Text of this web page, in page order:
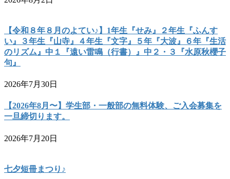
【令和８年８月のよてい♪】1年生『せみ』２年生『ふんす
い』３年生『山寺』４年生『文字』５年『大波』６年『生活
のリズム』中１『遠い雷鳴（行書）』中２・３『水原秋櫻子
句』
2026年7月30日
【2026年8月〜】学生部・一般部の無料体験、ご入会募集を
一旦締切ります。
2026年7月20日
七夕短冊まつり♪